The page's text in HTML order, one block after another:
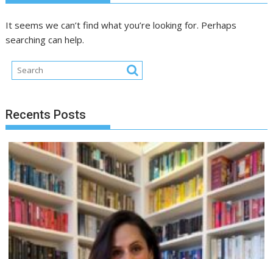
It seems we can’t find what you’re looking for. Perhaps
searching can help.
Recents Posts